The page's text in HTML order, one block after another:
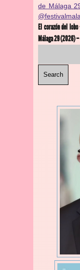
de Málaga
El corazón del
Málaga 29 (2026)
Search